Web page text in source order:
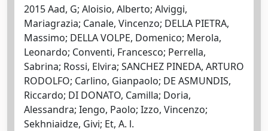
2015 Aad, G; Aloisio, Alberto; Alviggi,
Mariagrazia; Canale, Vincenzo; DELLA PIETRA,
Massimo; DELLA VOLPE, Domenico; Merola,
Leonardo; Conventi, Francesco; Perrella,
Sabrina; Rossi, Elvira; SANCHEZ PINEDA, ARTURO
RODOLFO; Carlino, Gianpaolo; DE ASMUNDIS,
Riccardo; DI DONATO, Camilla; Doria,
Alessandra; Iengo, Paolo; Izzo, Vincenzo;
Sekhniaidze, Givi; Et, A. l.